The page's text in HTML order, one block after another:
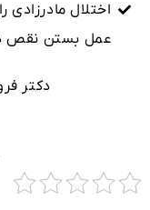
اختلال
عمل بستن نقص
دکتر